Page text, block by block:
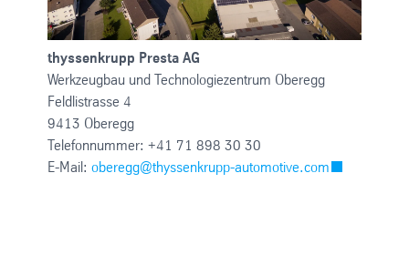
thyssenkrupp Presta AG
Werkzeugbau und Technologiezentrum Oberegg
Feldlistrasse 4
9413 Oberegg
Telefonnummer: +41 71 898 30 30
E-Mail: oberegg@thyssenkrupp-automotive.com